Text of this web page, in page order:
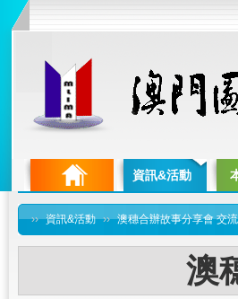
資訊&活動
›› 資訊&活動 ›› 澳穗合辦故事分享會 交
澳